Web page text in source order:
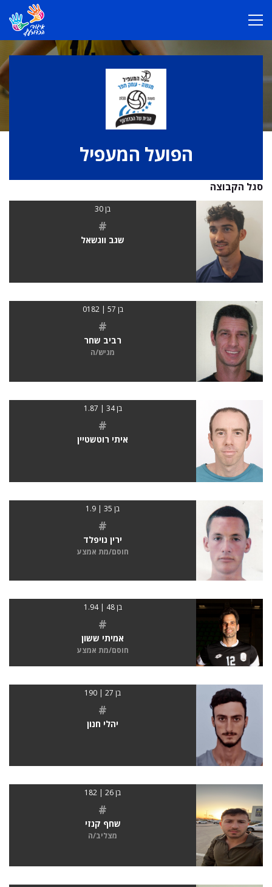
הפועל המעפיל
סגל הקבוצה
בן 30
#
שגב ווגשאל
בן 57 | 0182
#
רביב שחר
מגיש/ה
בן 34 | 1.87
#
איתי רוטשטיין
בן 35 | 1.9
#
ירין נויפלד
חוסם/מת אמצע
בן 48 | 1.94
#
אמיתי ששון
חוסם/מת אמצע
בן 27 | 190
#
יהלי חנון
בן 26 | 182
#
שחף קנזי
מצליב/ה